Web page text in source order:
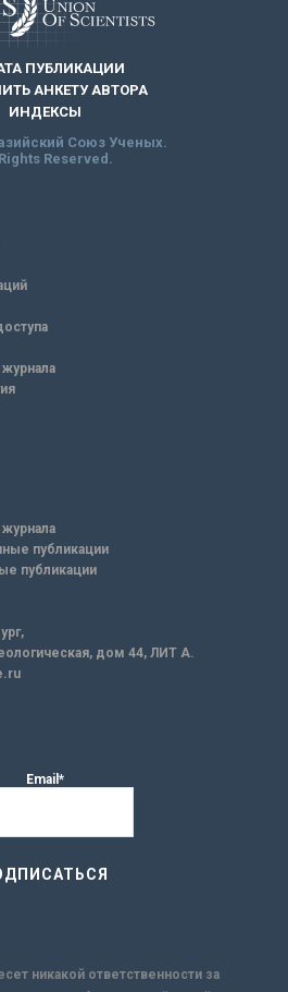
ПУБЛИКАЦИИ
АНКЕТУ АВТОРА
ИНДЕКСЫ
Союз Ученых.
Reserved.
публикации
публикации
дом 44, ЛИТ А.
Email*
никакой ответственности за